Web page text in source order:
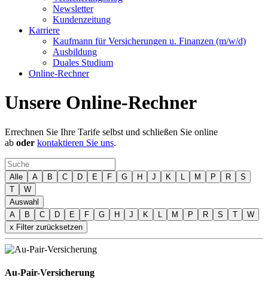
Newsletter
Kundenzeitung
Karriere
Kaufmann für Versicherungen u. Finanzen (m/w/d)
Ausbildung
Duales Studium
Online-Rechner
Unsere Online-Rechner
Errechnen Sie Ihre Tarife selbst und schließen Sie online
ab oder kontaktieren Sie uns.
Alle A B C D E F G H J K M P R
S
T
W
Auswahl
A
B C D E F G H J K M P R S T
W
x Filter zurücksetzen
Au-Pair-Versicherung